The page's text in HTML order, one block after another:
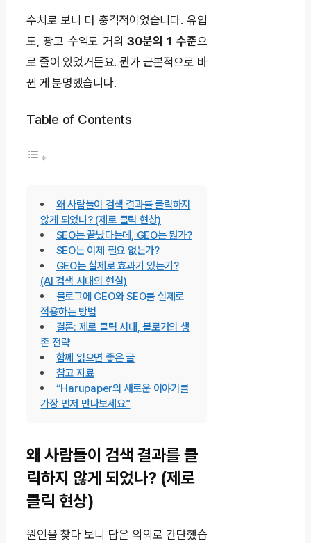
수치로 보니 더 충격적이었습니다. 유입
도, 광고 수익도 거의30분의 1 수준으
로 줄어 있었거든요. 뭔가 근본적으로 바
뀐 게 분명했습니다.
Table of Contents
왜 사람들이 검색 결과를 클릭하지
않게 되었나? (제로 클릭 현상)
SEO는 끝났다는데, GEO는 뭔가?
SEO는 이제 필요 없는가?
GEO는 실제로 효과가 있는가?
(AI 검색 시대의 현실)
블로그에 GEO와 SEO를 실제로
적용하는 방법
결론: 제로 클릭 시대, 블로거의 생
존 전략
함께 읽으면 좋은 글
참고 자료
“Harupaper의 새로운 이야기를
가장 먼저 만나보세요”
왜 사람들이 검색 결과를 클
릭하지 않게 되었나? (제로
클릭 현상)
원인을 찾다 보니 답은 의외로 간단했습